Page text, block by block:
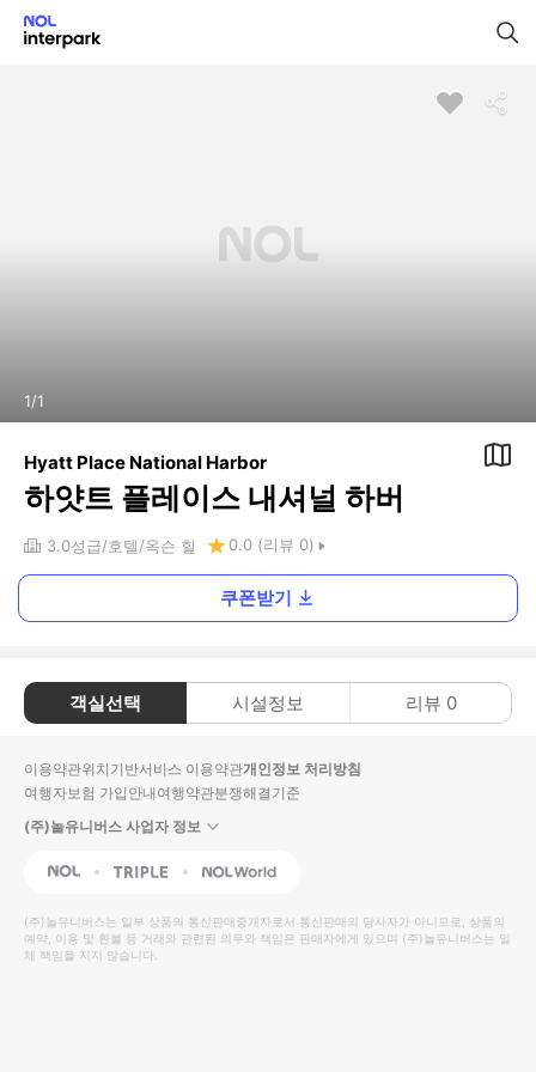
1/1
Hyatt Place National Harbor
하얏트 플레이스 내셔널 하버
3.0성급 호텔 옥슨 힐 0.0 (리뷰 0)
쿠폰받기
객실선택 시설정보 리뷰 0
이용약관위치기반서비스 이용약관개인정보 처리방침
여행자보험 가입안내여행약관분쟁해결기준
(주)놀유니버스 사업자 정보
NOL Triple Interpark Global
(주)놀유니버스는 일부 상품의 통신판매중개자로서 통신판매의 당사자가 아니므로, 상품의
예약, 이용 및 환불 등 거래와 관련된 의무와 책임은 판매자에게 있으며 (주)놀유니버스는 일
체 책임을 지지 않습니다.